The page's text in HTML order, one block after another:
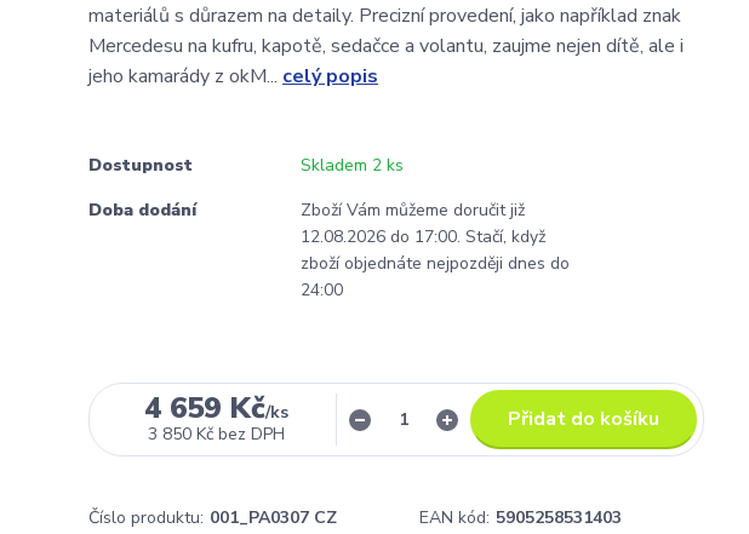
materiálů s důrazem na detaily. Precizní provedení, jako například znak
Mercedesu na kufru, kapotě, sedačce a volantu, zaujme nejen dítě, ale i
jeho kamarády z okM... celý popis
Dostupnost
Skladem 2 ks
Doba dodání
Zboží Vám můžeme doručit již
12.08.2026 do 17:00. Stačí, když
zboží objednáte nejpozději dnes do
24:00
4 659 Kč/ks
3 850 Kč bez DPH
Přidat do košíku
Číslo produktu: 001_PA0307 CZ EAN kód: 5905258531403